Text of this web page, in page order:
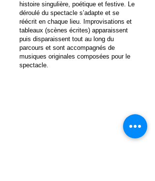
histoire singulière, poétique et festive. Le
déroulé du spectacle s’adapte et se
réécrit en chaque lieu. Improvisations et
tableaux (scènes écrites) apparaissent
puis disparaissent tout au long du
parcours et sont accompagnés de
musiques originales composées pour le
spectacle.​